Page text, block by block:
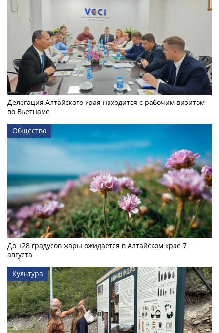
Делегация Алтайского края находится с рабочим визитом
во Вьетнаме
Общество
До +28 градусов жары ожидается в Алтайском крае 7
августа
Культура